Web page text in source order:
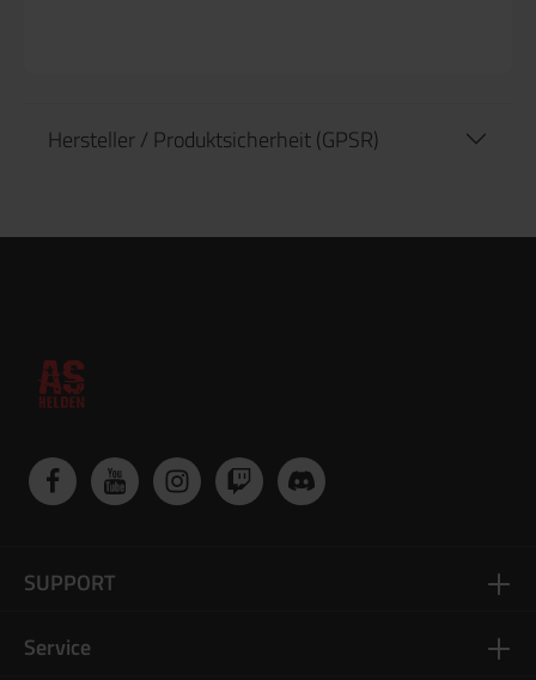
Hersteller / Produktsicherheit (GPSR)
SUPPORT
Service